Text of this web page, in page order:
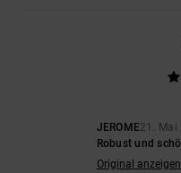
JEROME21. Mai
Robust und
Original